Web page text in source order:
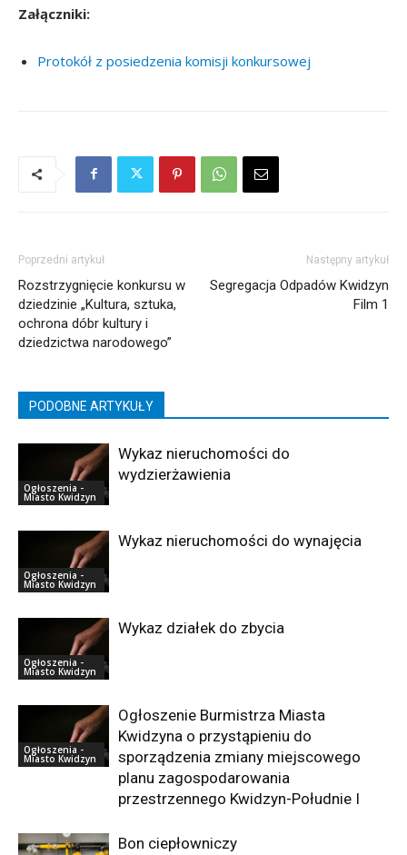
Załączniki:
Protokół z posiedzenia komisji konkursowej
Poprzedni artykuł
Rozstrzygnięcie konkursu w
dziedzinie „Kultura, sztuka,
ochrona dóbr kultury i
dziedzictwa narodowego”
Następny artykuł
Segregacja Odpadów Kwidzyn
Film 1
PODOBNE ARTYKUŁY
Ogłoszenia -
Miasto Kwidzyn
Wykaz nieruchomości do
wydzierżawienia
Ogłoszenia -
Miasto Kwidzyn
Wykaz nieruchomości do wynajęcia
Ogłoszenia -
Miasto Kwidzyn
Wykaz działek do zbycia
Ogłoszenia -
Miasto Kwidzyn
Ogłoszenie Burmistrza Miasta
Kwidzyna o przystąpieniu do
sporządzenia zmiany miejscowego
planu zagospodarowania
przestrzennego Kwidzyn-Południe I
Bon ciepłowniczy